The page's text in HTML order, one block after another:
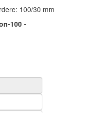
100/30 mm
100 -